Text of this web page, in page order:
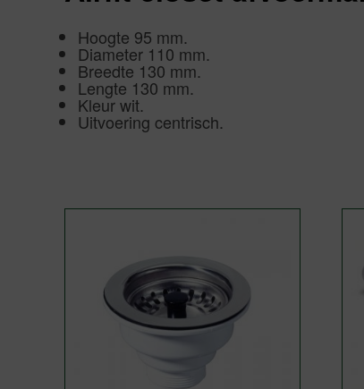
Hoogte 95 mm.
Diameter 110 mm.
Breedte 130 mm.
Lengte 130 mm.
Kleur wit.
Uitvoering centrisch.